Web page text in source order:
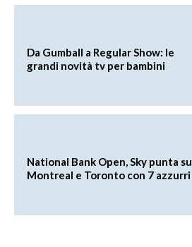
Da Gumball a Regular Show: le
grandi novità tv per bambini
National Bank Open, Sky punta su
Montreal e Toronto con 7 azzurri